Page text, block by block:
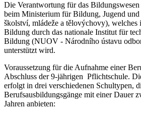
Die Verantwortung für das
beim Ministerium für Bildung, Jugend
školství, mládeže a tělovýchovy), welches
Bildung durch das nationale Institut für
Bildung (NUOV - Národního ústavu
unterstützt wird.
Voraussetzung für die Aufnahme einer
Abschluss der 9-jährigen Pflichtschule.
erfolgt in drei verschiedenen Schultypen,
Berufsausbildungsgänge mit einer Dauer
Jahren anbieten: